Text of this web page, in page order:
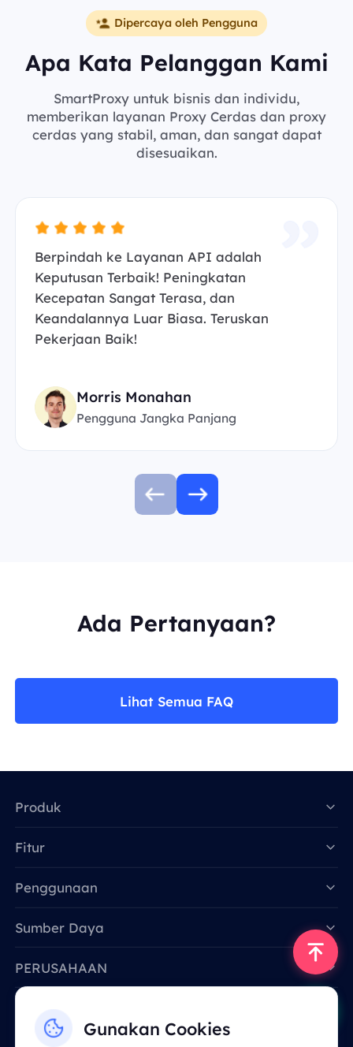
Dipercaya oleh Pengguna
Apa Kata Pelanggan Kami
SmartProxy untuk bisnis dan individu,
memberikan layanan Proxy Cerdas dan proxy
cerdas yang stabil, aman, dan sangat dapat
disesuaikan.
Berpindah ke Layanan API adalah
Keputusan Terbaik! Peningkatan
Kecepatan Sangat Terasa, dan
Keandalannya Luar Biasa. Teruskan
Pekerjaan Baik!
Morris Monahan
Pengguna Jangka Panjang
Ada Pertanyaan?
Lihat Semua FAQ
Gunakan Cookies
Produk
Fitur
Penggunaan
Sumber Daya
PERUSAHAAN
Email: support@smartproxy.org